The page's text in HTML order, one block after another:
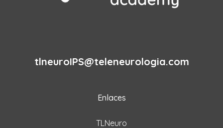
tlneuroIPS@teleneurologia.com
Enlaces
TLNeuro